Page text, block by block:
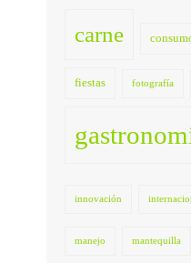
carne
fiestas fotografía
innovación
manejo mantequilla